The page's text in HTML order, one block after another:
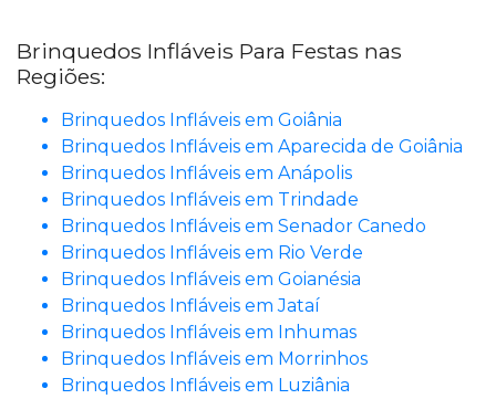
Brinquedos Infláveis Para Festas nas
Regiões:
Brinquedos Infláveis em Goiânia
Brinquedos Infláveis em Aparecida de Goiânia
Brinquedos Infláveis em Anápolis
Brinquedos Infláveis em Trindade
Brinquedos Infláveis em Senador Canedo
Brinquedos Infláveis em Rio Verde
Brinquedos Infláveis em Goianésia
Brinquedos Infláveis em Jataí
Brinquedos Infláveis em Inhumas
Brinquedos Infláveis em Morrinhos
Brinquedos Infláveis em Luziânia